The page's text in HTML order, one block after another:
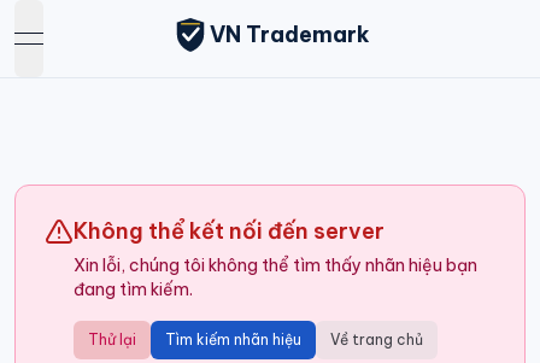
open navigation menu
VN Trademark
Không thể kết nối đến server
Xin lỗi, chúng tôi không thể tìm thấy nhãn hiệu bạn
đang tìm kiếm.
Thử lại Tìm kiếm nhãn hiệu Về trang chủ